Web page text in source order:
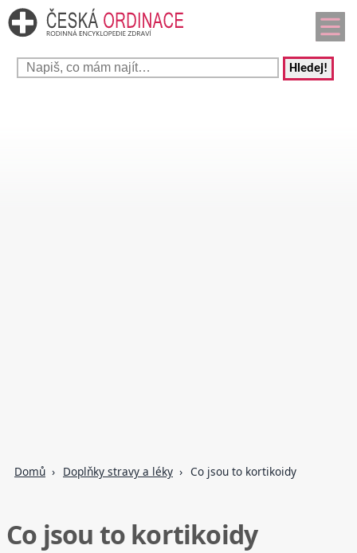
Hledej!
Domů Doplňky stravy a léky Co jsou to kortikoidy
Co jsou to kortikoidy